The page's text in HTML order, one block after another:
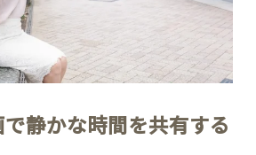
静かな時間を共有する